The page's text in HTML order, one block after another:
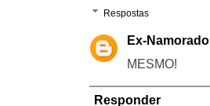
Respostas
Ex-Namorado
MESMO!
Responder